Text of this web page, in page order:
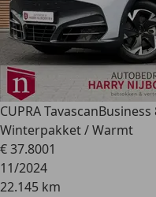
CUPRA TavascanBusiness
Winterpakket / Warmt
€ 37.8001
11/2024
22.145 km